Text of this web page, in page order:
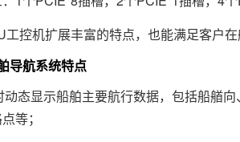
机扩展丰富的特点，也能满足客户在
航系统特点
显示船舶主要航行数据，包括船艏向
等；